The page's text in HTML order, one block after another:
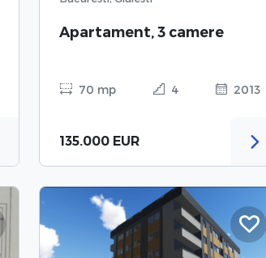
Apartament, 3 camere
70 mp 4 2013
135.000 EUR